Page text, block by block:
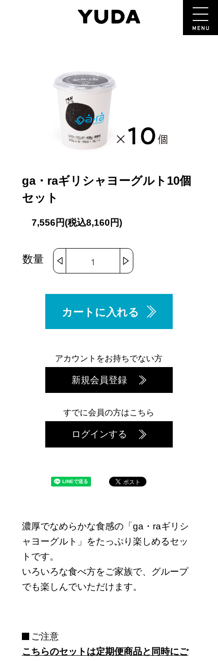
ga・raギリシャヨーグルト10個
セット
7,556円(税込8,160円)
数量
カートに入れる
アカウントをお持ちでない方
新規会員登録
すでに会員の方はこちら
ログインする
濃厚でなめらかな食感の「ga・raギリシ
ャヨーグルト」をたっぷり楽しめるセッ
トです。
いろいろな食べ方をご家族で、グループ
でも楽しんでいただけます。
ご注意
こちらのセットは定期便商品と同時にご